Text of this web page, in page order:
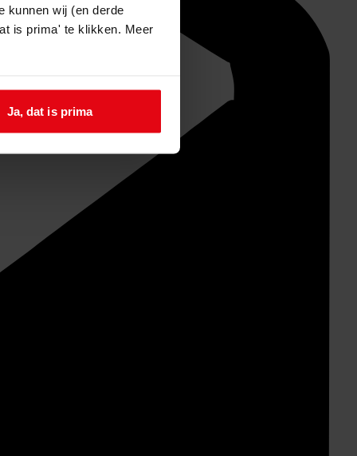
kunnen wij (en derde
is prima' te klikken. Meer
Ja, dat is prima